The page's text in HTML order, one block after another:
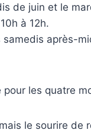
de juin et le
à 12h.
samedis après-
les quatre
le sourire de